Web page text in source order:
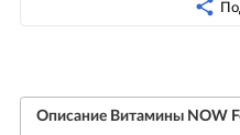
Описание Витамины NOW